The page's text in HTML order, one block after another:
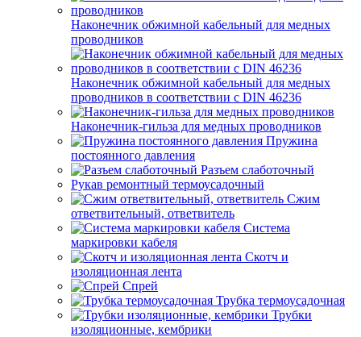
Наконечник обжимной кабельный для медных
проводников
Наконечник обжимной кабельный для медных
проводников в соответствии с DIN 46236
Наконечник-гильза для медных проводников
Пружина
постоянного давления
Разъем слаботочный
Рукав ремонтный термоусадочный
Сжим
ответвительный, ответвитель
Система
маркировки кабеля
Скотч и
изоляционная лента
Спрей
Трубка термоусадочная
Трубки
изоляционные, кембрики